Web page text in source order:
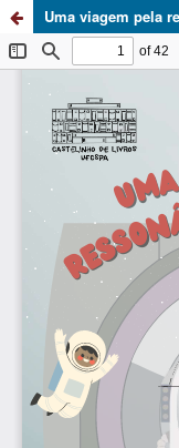
Uma viagem pela